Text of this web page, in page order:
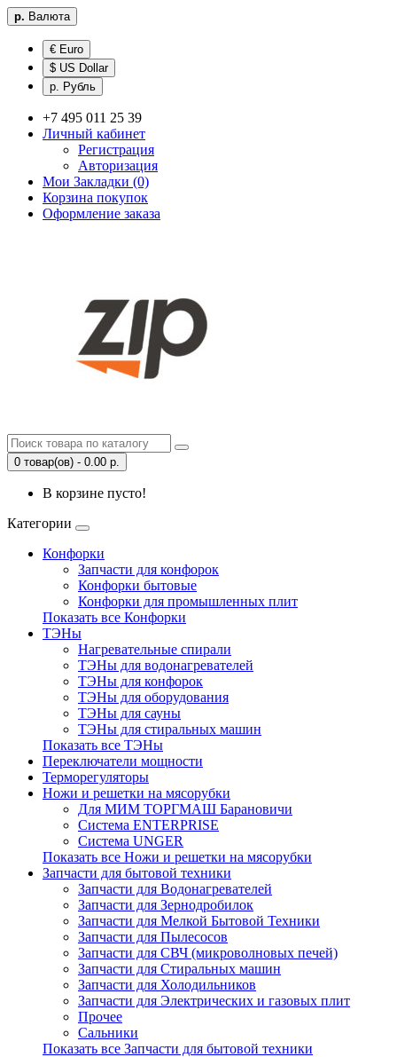
р. Валюта
€ Euro
$ US Dollar
р. Рубль
+7 495 011 25 39
Личный кабинет
Регистрация
Авторизация
Мои Закладки (0)
Корзина покупок
Оформление заказа
0 товар(ов) - 0.00 р.
В корзине пусто!
Категории
Конфорки
Запчасти для конфорок
Конфорки бытовые
Конфорки для промышленных плит
Показать все Конфорки
ТЭНы
Нагревательные спирали
ТЭНы для водонагревателей
ТЭНы для конфорок
ТЭНы для оборудования
ТЭНы для сауны
ТЭНы для стиральных машин
Показать все ТЭНы
Переключатели мощности
Терморегуляторы
Ножи и решетки на мясорубки
Для МИМ ТОРГМАШ Барановичи
Система ENTERPRISE
Система UNGER
Показать все Ножи и решетки на мясорубки
Запчасти для бытовой техники
Запчасти для Водонагревателей
Запчасти для Зернодробилок
Запчасти для Мелкой Бытовой Техники
Запчасти для Пылесосов
Запчасти для СВЧ (микроволновых печей)
Запчасти для Стиральных машин
Запчасти для Холодильников
Запчасти для Электрических и газовых плит
Прочее
Сальники
Показать все Запчасти для бытовой техники